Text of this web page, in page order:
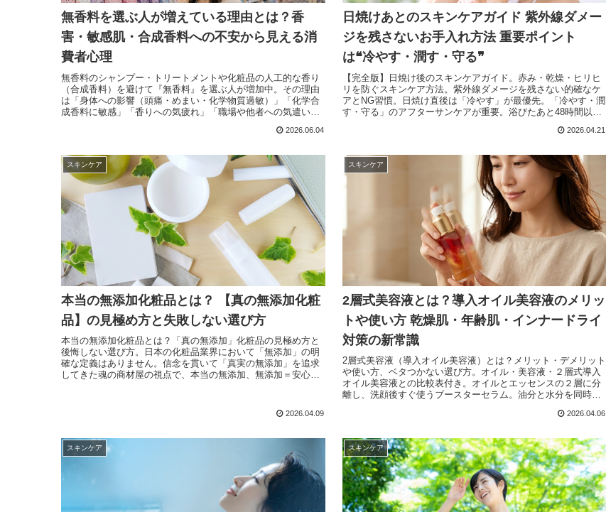
無香料を選ぶ人が増えている理由とは？香
害・敏感肌・合成香料への不安から見える消
費者心理
無香料のシャンプー・トリートメントや化粧品の人工的な香り
（合成香料）を避けて『無香料』を選ぶ人が増加中。その理由
は「身体への影響（頭痛・めまい・化学物質過敏）」「化学合
成香料に敏感」「香りへの気疲れ」「職場や他者への気遣い」
2026.06.04
日焼けあとのスキンケアガイド 紫外線ダメー
ジを残さないお手入れ方法 重要ポイント
は❝冷やす・潤す・守る❞
【完全版】日焼け後のスキンケアガイド。赤み・乾燥・ヒリヒ
リを防ぐスキンケア方法。紫外線ダメージを残さない的確なケ
アとNG習慣。日焼け直後は「冷やす」が最優先。「冷やす・潤
す・守る」のアフターサンケアが重要。浴びたあと48時間以内
2026.04.21
スキンケア
本当の無添加化粧品とは？ 【真の無添加化粧
品】の見極め方と失敗しない選び方
本当の無添加化粧品とは？「真の無添加」化粧品の見極め方と
後悔しない選び方。日本の化粧品業界において「無添加」の明
確な定義はありません。信念を貫いて「真実の無添加」を追求
してきた魂の商材屋の視点で、本当の無添加、無添加＝安心で
2026.04.09
スキンケア
2層式美容液とは？導入オイル美容液のメリッ
トや使い方 乾燥肌・年齢肌・インナードライ
対策の新常識
2層式美容液（導入オイル美容液）とは？メリット・デメリット
や使い方、ベタつかない選び方。オイル・美容液・２層式導入
オイル美容液との比較表付き。オイルとエッセンスの２層に分
離し、洗顔後すぐ使うブースターセラム。油分と水分を同時に
2026.04.06
スキンケア スキンケア